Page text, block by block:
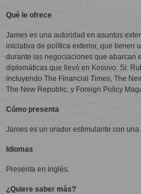
Qué le ofrece
James es una autoridad en asuntos
iniciativa de política exterior, que tienen
durante las negociaciones que abarcan
diplomáticas que llevó en Kosovo. Sr.
incluyendo The Financial Times, The
The New Republic, y Foreign Policy
Cómo presenta
James es un orador estimulante con
Idiomas
Presenta en inglés.
¿Quiere saber más?